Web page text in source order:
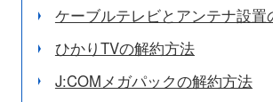
ケーブルテレビとアンテナ設置
ひかりTVの解約方法
J:COMメガパックの解約方法